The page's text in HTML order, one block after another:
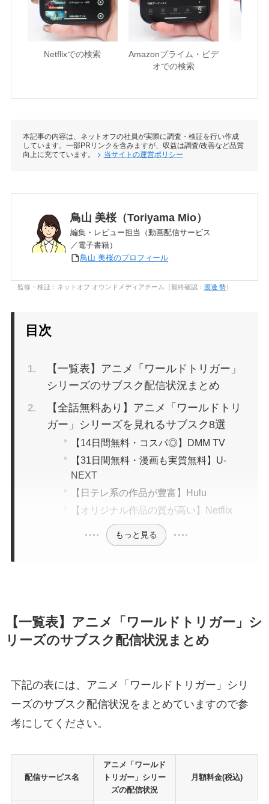
Netflixでの検索
Amazonプライム・ビデ
オでの検索
本記事の内容は、ネットオフの社員が実際に調査・検証を行い作成
しています。一部PRリンクを含みますが、収益は調査/改善など品質
向上に充てています。
当サイトの運営ポリシー
鳥山 美桜（Toriyama Mio）
編集・レビュー担当（動画配信サービス
／電子書籍）
鳥山 美桜のプロフィール
監修・検証：ネットオフ オウンドメディアチーム［最終確認： 渡邊 勢］
目次
【一覧表】アニメ「ワールドトリガー」
シリーズのサブスク配信状況まとめ
【全話無料あり】アニメ「ワールドトリ
ガー」シリーズを見れるサブスク8選
【14日間無料・コスパ◎】DMM TV
【31日間無料・漫画も実質無料】U-
NEXT
【日テレ系の作品が豊富】Hulu
【オリジナル作品の質が高い】Netflix
もっと見る
【一覧表】アニメ「ワールドトリガー」シ
リーズのサブスク配信状況まとめ
下記の表には、アニメ「ワールドトリガー」シリ
ーズのサブスク配信状況をまとめていますので参
考にしてください。
配信サービス名
アニメ「ワールド
トリガー」シリー
ズの配信状況
月額料金(税込)